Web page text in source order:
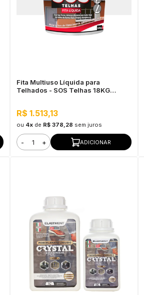
Fita Multiuso Líquida para
Telhados - SOS Telhas 18KG
R$ 1.513,13
ou 4xde R$ 378,28 sem juros
- + ADICIONAR